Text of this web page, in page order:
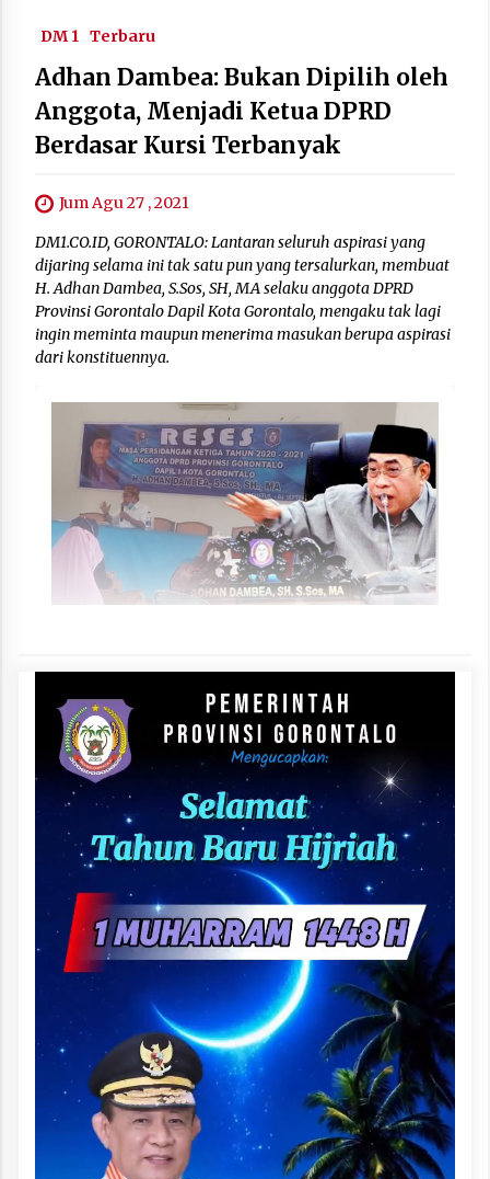
DM 1 Terbaru
Adhan Dambea: Bukan Dipilih oleh
Anggota, Menjadi Ketua DPRD
Berdasar Kursi Terbanyak
Jum Agu 27 , 2021
DM1.CO.ID, GORONTALO: Lantaran seluruh aspirasi yang
dijaring selama ini tak satu pun yang tersalurkan, membuat
H. Adhan Dambea, S.Sos, SH, MA selaku anggota DPRD
Provinsi Gorontalo Dapil Kota Gorontalo, mengaku tak lagi
ingin meminta maupun menerima masukan berupa aspirasi
dari konstituennya.